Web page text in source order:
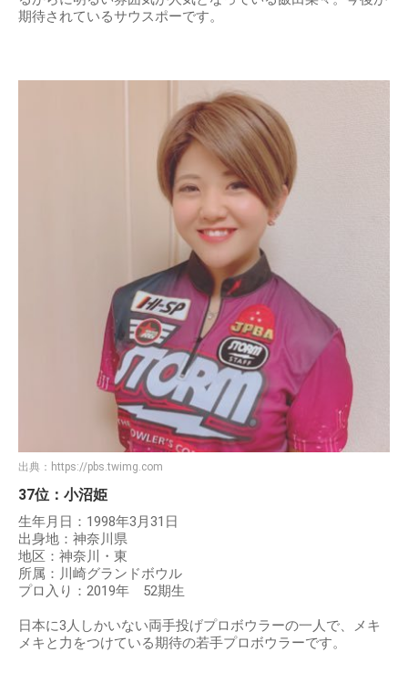
期待されているサウスポーです。
出典： https://pbs.twimg.com
37位：小沼姫
生年月日：1998年3月31日
出身地：神奈川県
地区：神奈川・東
所属：川崎グランドボウル
プロ入り：2019年 52期生
日本に3人しかいない両手投げプロボウラーの一人で、メキ
メキと力をつけている期待の若手プロボウラーです。